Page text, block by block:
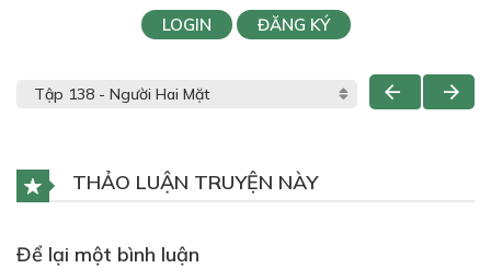
LOGIN ĐĂNG KÝ
THẢO LUẬN TRUYỆN NÀY
Để lại một bình luận